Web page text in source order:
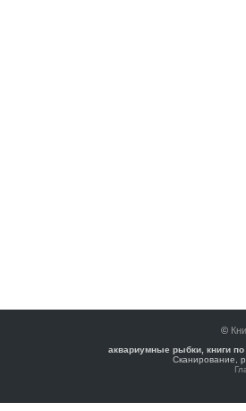
©
аквариумные рыбки, книги
Сканирование,